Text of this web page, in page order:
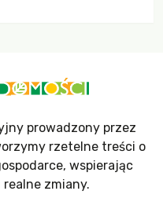
prowadzony przez
rzetelne treści o
wspierając
zmiany.